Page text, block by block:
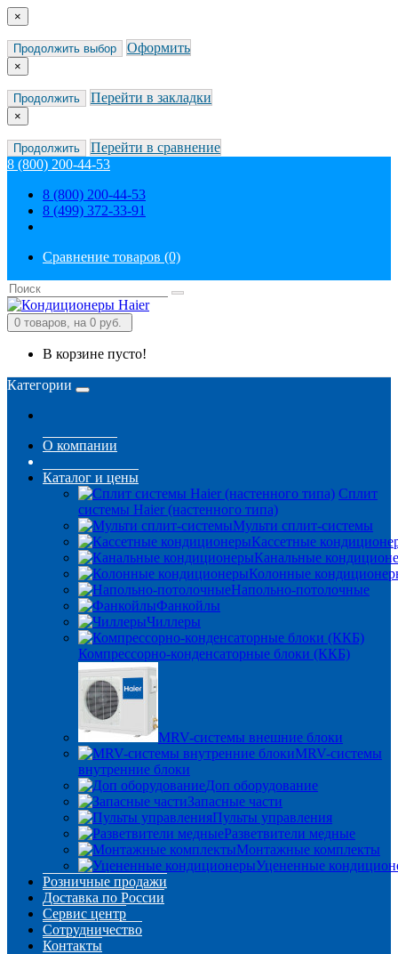
×
Продолжить выбор Оформить
×
Продолжить Перейти в закладки
×
Продолжить
Перейти в сравнение
8 (800) 200-44-53
8 (800) 200-44-53
8 (499) 372-33-91
Сравнение товаров (0)
0 товаров, на 0 руб.
В корзине пусто!
Категории
О компании
Каталог и цены
Сплит
системы Haier (настенного типа)
Мульти сплит-системы
Кассетные
Канальные
Колонные
Напольно-потолочные
Фанкойлы
Чиллеры
Компрессорно-конденсаторные блоки (ККБ)
MRV-системы внешние блоки
MRV-системы
внутренние блоки
Доп оборудование
Запасные части
Пульты управления
Разветвители медные
Монтажные комплекты
Уцененные
Розничные продажи
Доставка по России
Сервис центр
Сотрудничество
Контакты